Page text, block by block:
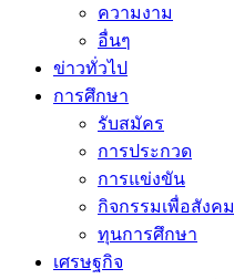
ความงาม
อื่นๆ
ข่าวทั่วไป
การศึกษา
รับสมัคร
การประกวด
การแข่งขัน
กิจกรรมเพื่อสังคม
ทุนการศึกษา
เศรษฐกิจ